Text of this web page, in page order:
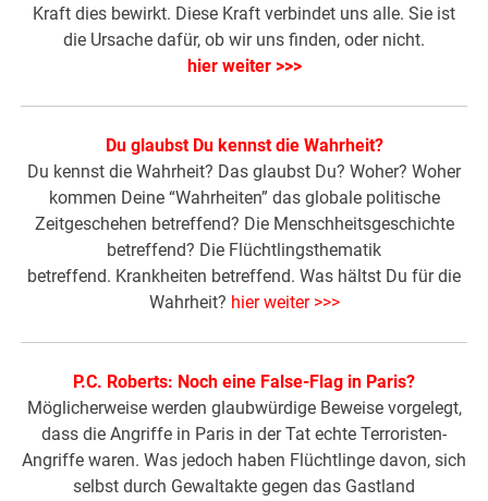
Kraft dies bewirkt. Diese Kraft verbindet uns alle. Sie ist
die Ursache dafür, ob wir uns finden, oder nicht.
hier weiter >>>
Du glaubst Du kennst die Wahrheit?
Du kennst die Wahrheit? Das glaubst Du? Woher? Woher
kommen Deine “Wahrheiten” das globale politische
Zeitgeschehen betreffend? Die Menschheitsgeschichte
betreffend? Die Flüchtlingsthematik
betreffend. Krankheiten betreffend. Was hältst Du für die
Wahrheit? hier weiter >>>
P.C. Roberts: Noch eine False-Flag in Paris?
Möglicherweise werden glaubwürdige Beweise vorgelegt,
dass die Angriffe in Paris in der Tat echte Terroristen-
Angriffe waren. Was jedoch haben Flüchtlinge davon, sich
selbst durch Gewaltakte gegen das Gastland